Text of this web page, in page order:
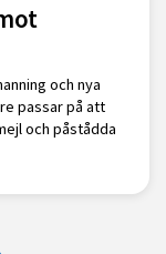
och nya
passar på att
och påstådda